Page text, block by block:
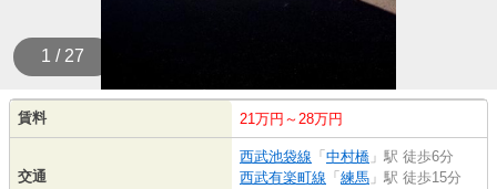
1 / 27
賃料 21万円～28万円
交通
西武池袋線 「 中村橋 」駅 徒歩6分
西武有楽町線 「 練馬 」駅 徒歩15分